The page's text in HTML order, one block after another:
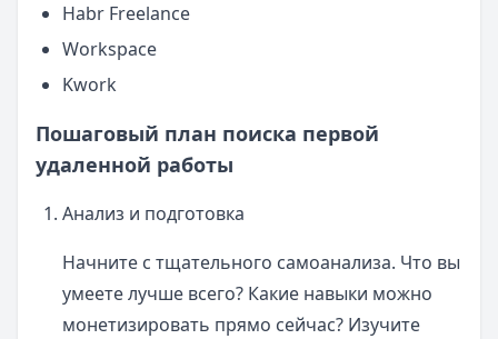
Habr Freelance
Workspace
Kwork
Пошаговый план поиска первой
удаленной работы
Анализ и подготовка
Начните с тщательного самоанализа. Что вы
умеете лучше всего? Какие навыки можно
монетизировать прямо сейчас? Изучите